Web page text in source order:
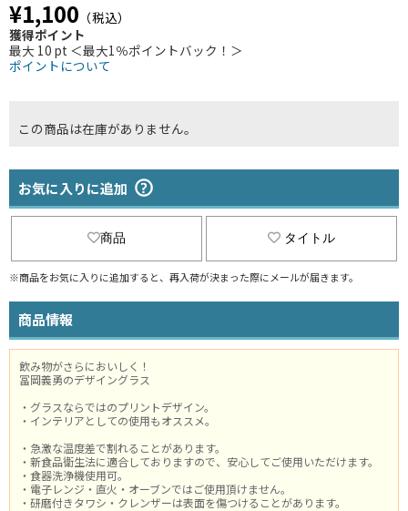
¥1,100 （税込）
獲得ポイント
最大 10 pt ＜最大1％ポイントバック！＞
ポイントについて
この商品は在庫がありません。
お気に入りに追加
商品 タイトル
※商品をお気に入りに追加すると、再入荷が決まった際にメールが届きます。
商品情報
飲み物がさらにおいしく！
冨岡義勇のデザイングラス
・グラスならではのプリントデザイン。
・インテリアとしての使用もオススメ。
・急激な温度差で割れることがあります。
・新食品衛生法に適合しておりますので、安心してご使用いただけます。
・食器洗浄機使用可。
・電子レンジ・直火・オーブンではご使用頂けません。
・研磨付きタワシ・クレンザーは表面を傷つけることがあります。